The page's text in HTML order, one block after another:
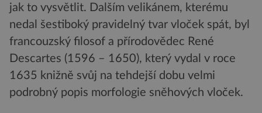
jak to vysvětlit. Dalším velikánem, kterému
nedal šestiboký pravidelný tvar vloček spát, byl
francouzský filosof a přírodovědec René
Descartes (1596 – 1650), který vydal v roce
1635 knižně svůj na tehdejší dobu velmi
podrobný popis morfologie sněhových vloček.